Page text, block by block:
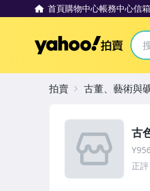
首頁購物中心帳務中心信箱
古
正評
拍賣 古董、藝術與